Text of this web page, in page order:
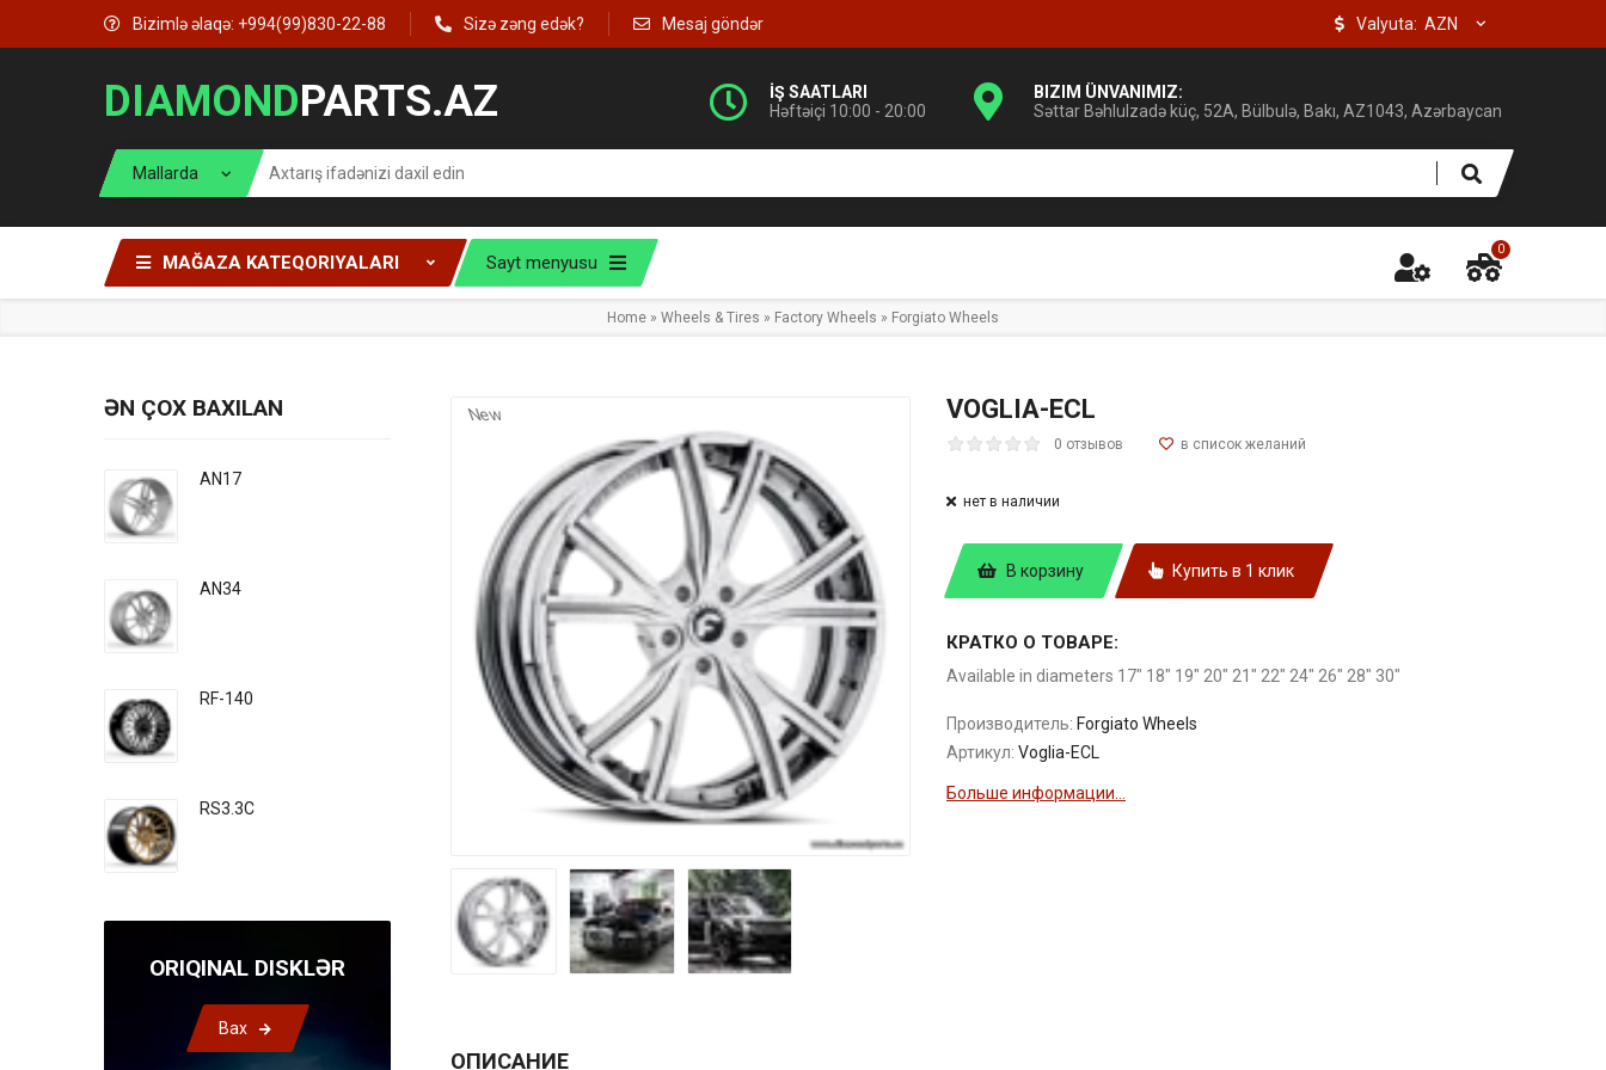
Bizimlə əlaqə: +994(99)830-22-88 Sizə zəng edək? Mesaj göndər Valyuta:
DIAMONDPARTS.AZ
İŞ SAATLARI
Həftəiçi 10:00 - 20:00
BIZIM ÜNVANIMIZ:
Səttar Bəhlulzadə küç, 52A, Bülbulə, Bakı, AZ1043, Azərbaycan
MAĞAZA KATEQORIYALARI Sayt menyusu
0
Home » Wheels & Tires » Factory Wheels » Forgiato Wheels
New VOGLIA-ECL
0 отзывов
нет в наличии
В корзину Купить в 1 клик
КРАТКО О ТОВАРЕ:
Available in diameters 17" 18" 19" 20" 21" 22" 24" 26" 28" 30"
Производитель: Forgiato Wheels
Артикул: Voglia-ECL
Больше информации...
ОПИСАНИЕ
ƏN ÇOX BAXILAN
AN17
AN34
RF-140
RS3.3C
ORIQINAL DISKLƏR
Bax